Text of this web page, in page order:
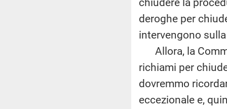
deroghe per
intervengono
Allora, la
richiami per
dovremmo
eccezionale e,